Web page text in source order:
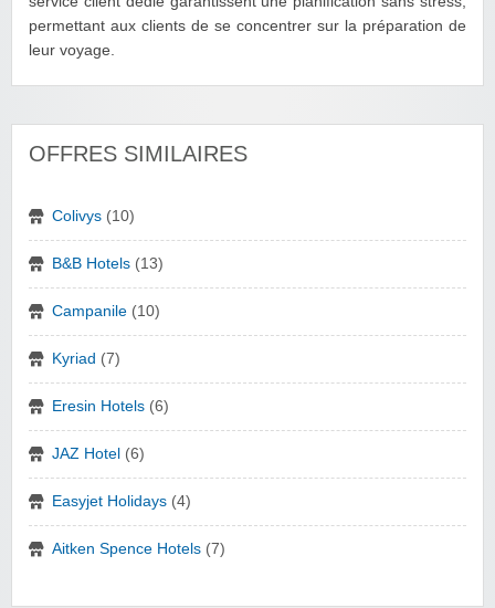
permettant aux clients de se concentrer sur la préparation de
leur voyage.
OFFRES SIMILAIRES
Colivys (10)
B&B Hotels (13)
Campanile (10)
Kyriad (7)
Eresin Hotels (6)
JAZ Hotel (6)
Easyjet Holidays (4)
Aitken Spence Hotels (7)